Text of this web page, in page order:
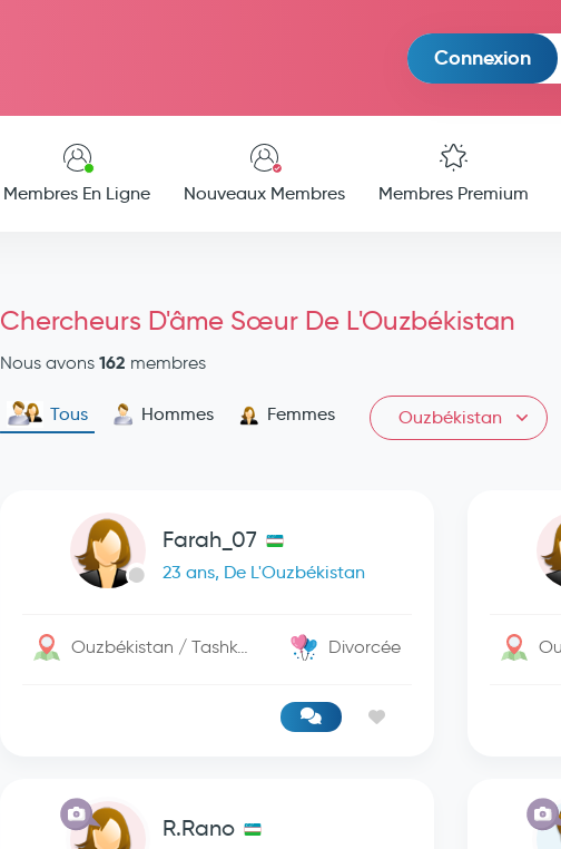
Connexion
Membres En Ligne Nouveaux Membres Membres Premium
Chercheurs D'âme Sœur De L'Ouzbékistan
Nous avons162 membres
Tous Hommes Femmes Ouzbékistan
Farah_07
23 ans, De L'Ouzbékistan
Ouzbékistan / Tashkent Divorcée
R.Rano